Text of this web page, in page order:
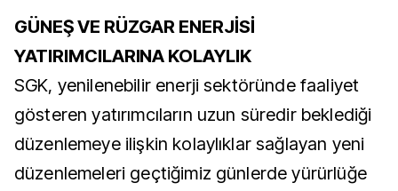
GÜNEŞ VE RÜZGAR ENERJİSİ
YATIRIMCILARINA KOLAYLIK
SGK, yenilenebilir enerji sektöründe faaliyet
gösteren yatırımcıların uzun süredir beklediği
düzenlemeye ilişkin kolaylıklar sağlayan yeni
düzenlemeleri geçtiğimiz günlerde yürürlüğe